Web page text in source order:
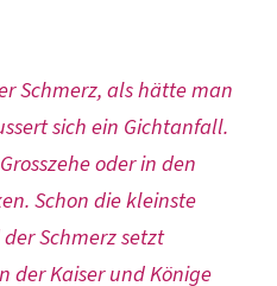
Schmerz, als hätte man
sich ein Gichtanfall.
oder in den
Schon die kleinste
Schmerz setzt
der Kaiser und Könige